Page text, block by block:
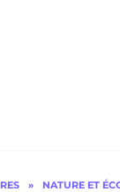
» NATURE ET